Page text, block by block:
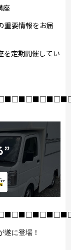
座
重要情報をお届
を定期開催してい
遂に登場！